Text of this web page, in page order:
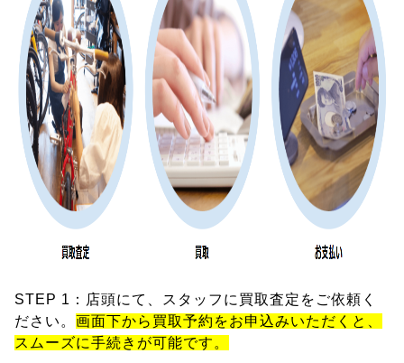
STEP 1：店頭にて、スタッフに買取査定をご依頼く
ださい。 画面下から買取予約をお申込みいただくと、
スムーズに手続きが可能です。